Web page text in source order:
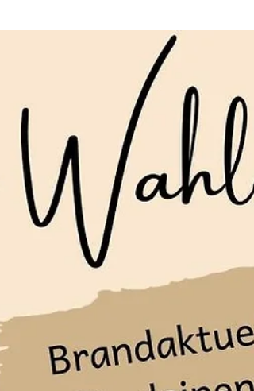
Lust, ständig dein Material anzupassen,
Personen und/oder Departemente
gewechselt haben? Das nehmen wir dir in
Zukunft ab - jedes Jahr kannst du nach
der Veröffentlichung der neuen
Bundesratsfotos das entsprechende
Arbeitsblatt herunterladen. Natürlich ist
das aktuelle Arbeitsblatt bereits in
Material-Shop für dich bereit. Übrigens: Wir
haben